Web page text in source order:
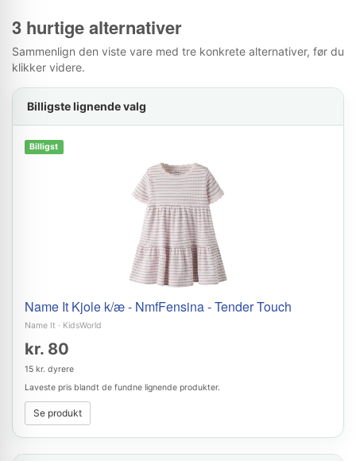
3 hurtige alternativer
Sammenlign den viste vare med tre konkrete alternativer, før du
klikker videre.
Billigste lignende valg
Billigst
Name It Kjole k/æ - NmfFensina - Tender Touch
Name It · KidsWorld
kr. 80
15 kr. dyrere
Laveste pris blandt de fundne lignende produkter.
Se produkt